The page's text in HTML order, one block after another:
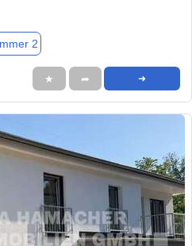
2
★ ➦ ➜